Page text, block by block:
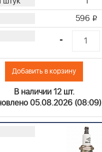
596 i
-
Добавить в корзину
В наличии 12 шт.
05.08.2026 (08:09)